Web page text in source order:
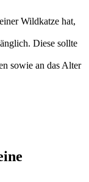
Wildkatze hat,
Diese sollte
sowie an das Alter